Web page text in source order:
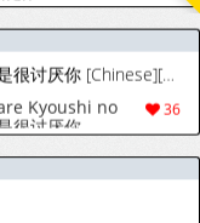
36
Kyoushi no
很讨厌你